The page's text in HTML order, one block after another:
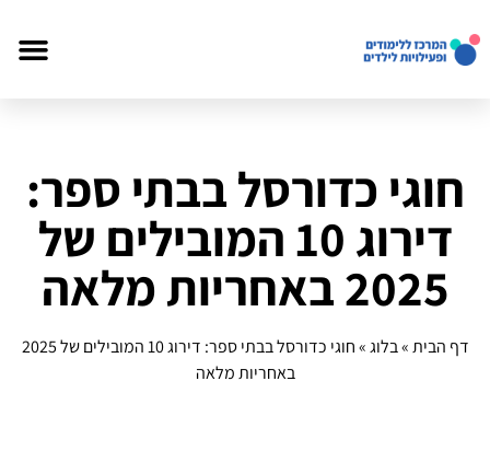
חוגי כדורסל בבתי ספר:
דירוג 10 המובילים של
2025 באחריות מלאה
דף הבית»בלוג»
חוגי כדורסל בבתי ספר: דירוג 10 המובילים של 2025
באחריות מלאה